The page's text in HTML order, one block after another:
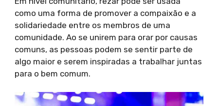
como uma forma de promover a compaixão e a
solidariedade entre os membros de uma
comunidade. Ao se unirem para orar por causas
comuns, as pessoas podem se sentir parte de
algo maior e serem inspiradas a trabalhar juntas
para o bem comum.